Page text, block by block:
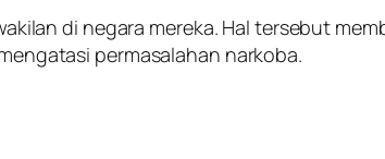
di negara mereka. Hal tersebut
permasalahan narkoba.